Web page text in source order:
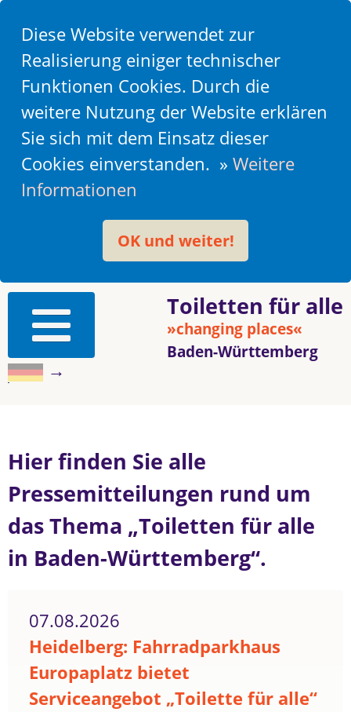
Diese Website verwendet zur
Realisierung einiger technischer
Funktionen Cookies. Durch die
weitere Nutzung der Website erklären
Sie sich mit dem Einsatz dieser
Cookies einverstanden. » Weitere
Informationen
OK und weiter!
Toiletten für alle
»changing places«
Baden-Württemberg
→
Hier finden Sie alle
Pressemitteilungen rund um
das Thema „Toiletten für alle
in Baden-Württemberg“.
07.08.2026
Heidelberg: Fahrradparkhaus
Europaplatz bietet
Serviceangebot „Toilette für alle“